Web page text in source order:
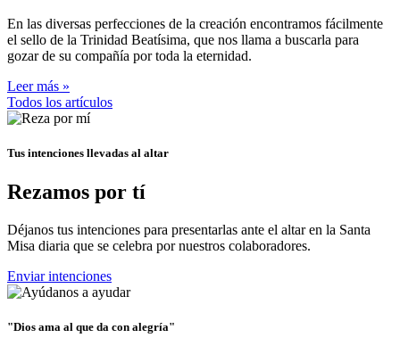
En las diversas perfecciones de la creación encontramos fácilmente
el sello de la Trinidad Beatísima, que nos llama a buscarla para
gozar de su compañía por toda la eternidad.
Leer más »
Todos los artículos
Tus intenciones llevadas al altar
Rezamos por tí
Déjanos tus intenciones para presentarlas ante el altar en la Santa
Misa diaria que se celebra por nuestros colaboradores.
Enviar intenciones
"Dios ama al que da con alegría"